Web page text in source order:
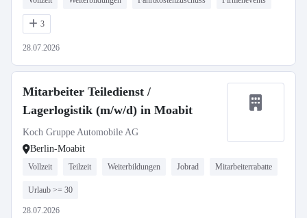
3
28.07.2026
Mitarbeiter Teiledienst /
Lagerlogistik (m/w/d) in Moabit
Koch Gruppe Automobile AG
Berlin-Moabit
Vollzeit Teilzeit Weiterbildungen Jobrad Mitarbeiterrabatte
Urlaub >= 30
28.07.2026